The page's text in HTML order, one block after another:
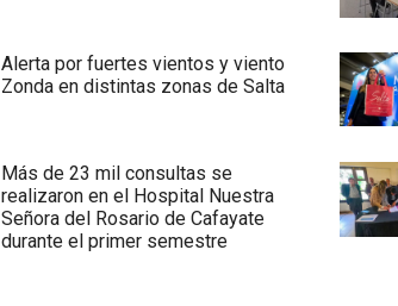
Alerta por fuertes vientos y viento
Zonda en distintas zonas de Salta
Más de 23 mil consultas se
realizaron en el Hospital Nuestra
Señora del Rosario de Cafayate
durante el primer semestre